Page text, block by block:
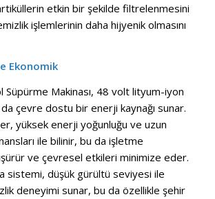
etkin bir şekilde filtrelenmesini
işlemlerinin daha hijyenik olmasını
Ekonomik
Süpürme Makinası, 48 volt lityum-iyon
da çevre dostu bir enerji kaynağı sunar.
yüksek enerji yoğunluğu ve uzun
ile bilinir, bu da işletme
ve çevresel etkileri minimize eder.
sistemi, düşük gürültü seviyesi ile
deneyimi sunar, bu da özellikle şehir